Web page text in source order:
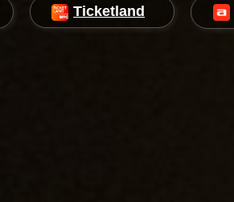
Ticketland